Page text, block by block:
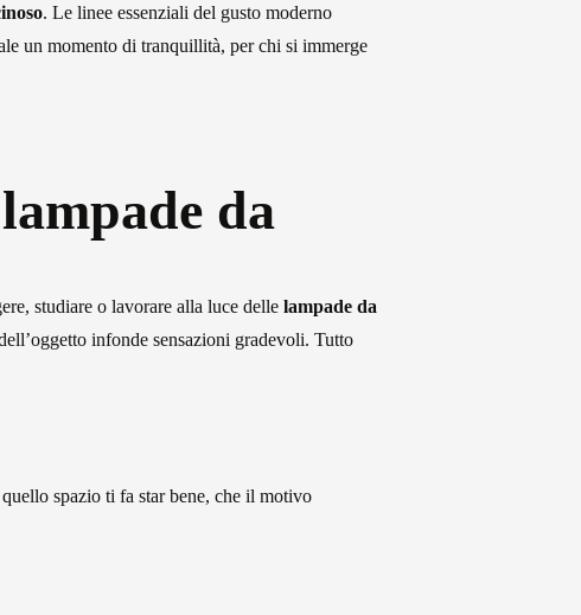
. Le linee essenziali del gusto moderno
un momento di tranquillità, per chi si immerge
da
studiare o lavorare alla luce delle lampade da
infonde sensazioni gradevoli. Tutto
spazio ti fa star bene, che il motivo
Chi siamo